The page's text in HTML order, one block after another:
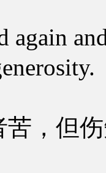
again
苦，但